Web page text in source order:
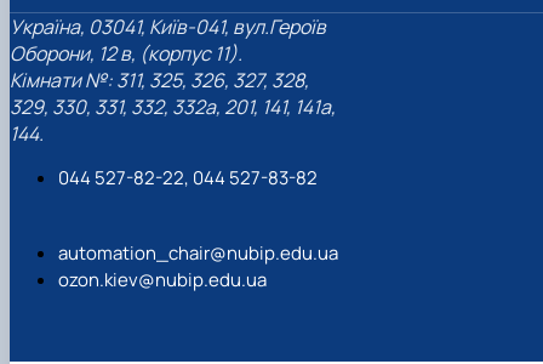
Україна, 03041, Київ-041, вул.Героїв
Оборони, 12 в, (корпус 11).
Кімнати №: 311, 325, 326, 327, 328,
329, 330, 331, 332, 332а, 201, 141, 141а,
144.
044 527-82-22, 044 527-83-82
automation_chair@nubip.edu.ua
ozon.kiev@nubip.edu.ua